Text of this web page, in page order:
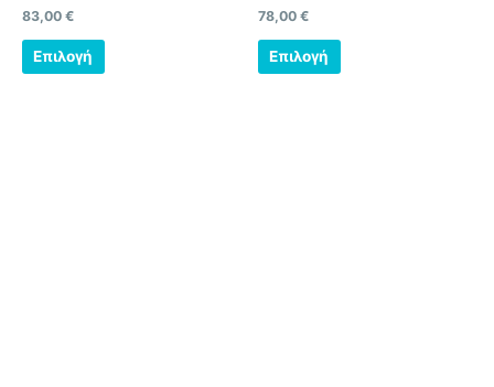
Βαθμολογήθηκε
0
από
83,00 €
Επιλογή
να
Βαθμολογήθηκε
0
από
78,00 €
Επιλογή
να